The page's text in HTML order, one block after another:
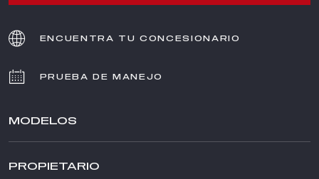
ENCUENTRA TU CONCESIONARIO
PRUEBA DE MANEJO
MODELOS
STELVIO
PROPIETARIO